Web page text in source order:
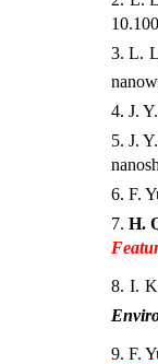
3. L.
4. J.
5. J.
6. F.
7. H.
8. I.
9. F.